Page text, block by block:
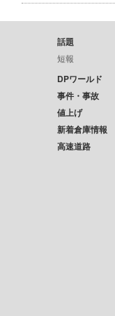
話題
短報
DPワールド
事件・事故
値上げ
新着倉庫情報
高速道路